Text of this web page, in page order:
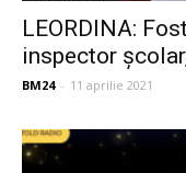
LEORDINA:
inspector
BM24 - 11 aprilie 2021